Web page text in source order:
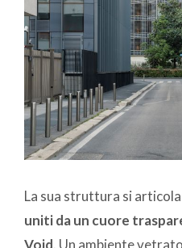
La sua struttura si articola
uniti da un cuore